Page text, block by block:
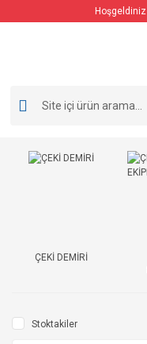
Hoşgeldiniz
ÇEKİ DEMİRİ
Stoktakiler